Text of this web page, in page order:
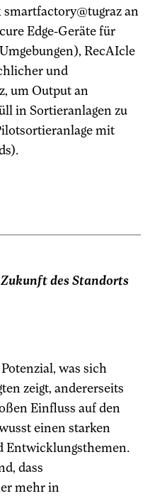
an
Edge-Geräte für
RecAIcle
und
um Output an
in Sortieranlagen zu
mit
des Standorts
was sich
zeigt, andererseits
Einfluss auf den
einen starken
Entwicklungsthemen.
dass
mehr in